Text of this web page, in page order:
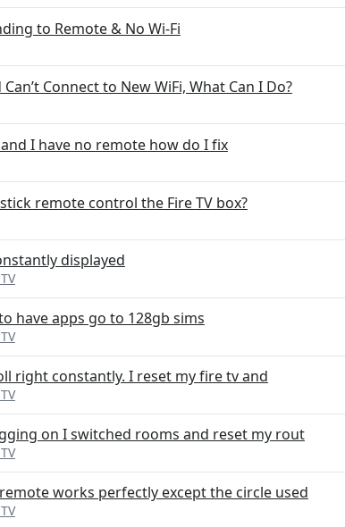
to Remote & No Wi-Fi
Connect to New WiFi, What Can I Do?
I have no remote how do I fix
remote control the Fire TV box?
displayed
have apps go to 128gb sims
right constantly. I reset my fire tv and
on I switched rooms and reset my rout
works perfectly except the circle used